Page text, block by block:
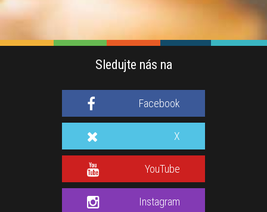
Sledujte nás na
Facebook
X
YouTube
Instagram